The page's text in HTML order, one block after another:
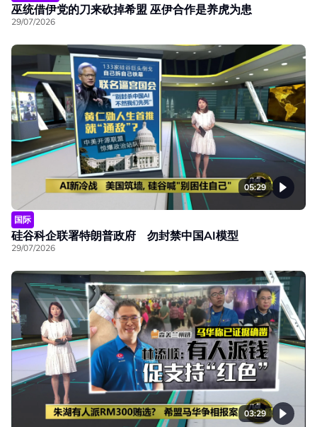
巫统借伊党的刀来砍掉希盟 巫伊合作是养虎为患
29/07/2026
05:29
国际
硅谷科企联署特朗普政府 勿封禁中国AI模型
29/07/2026
03:29